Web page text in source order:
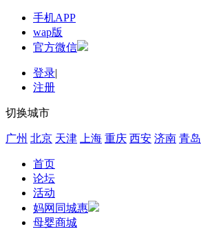
手机APP
wap版
官方微信
登录|
注册
切换城市
广州 北京 天津 上海 重庆 西安 济南 青岛
首页
论坛
活动
妈网同城惠
母婴商城